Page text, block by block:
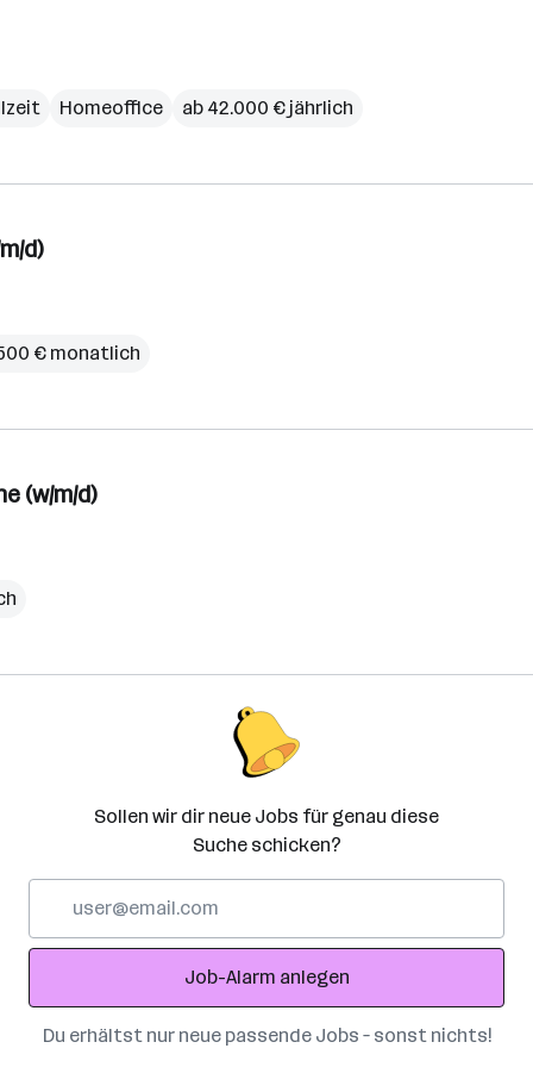
Homeoffice ab 42.000 € jährlich
d)
€ monatlich
(w/m/d)
Sollen wir dir neue Jobs für genau diese
Suche schicken?
Adresse
Job-Alarm anlegen
Du erhältst nur neue passende Jobs – sonst nichts!